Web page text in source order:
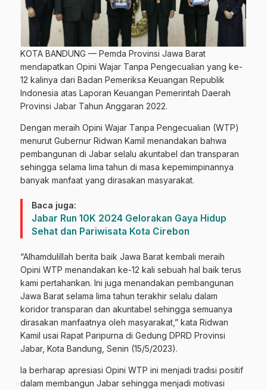
KOTA BANDUNG — Pemda Provinsi Jawa Barat
mendapatkan Opini Wajar Tanpa Pengecualian yang ke-
12 kalinya dari Badan Pemeriksa Keuangan Republik
Indonesia atas Laporan Keuangan Pemerintah Daerah
Provinsi Jabar Tahun Anggaran 2022.
Dengan meraih Opini Wajar Tanpa Pengecualian (WTP)
menurut Gubernur Ridwan Kamil menandakan bahwa
pembangunan di Jabar selalu akuntabel dan transparan
sehingga selama lima tahun di masa kepemimpinannya
banyak manfaat yang dirasakan masyarakat.
Baca juga:
Jabar Run 10K 2024 Gelorakan Gaya Hidup
Sehat dan Pariwisata Kota Cirebon
“Alhamdulillah berita baik Jawa Barat kembali meraih
Opini WTP menandakan ke-12 kali sebuah hal baik terus
kami pertahankan. Ini juga menandakan pembangunan
Jawa Barat selama lima tahun terakhir selalu dalam
koridor transparan dan akuntabel sehingga semuanya
dirasakan manfaatnya oleh masyarakat,” kata Ridwan
Kamil usai Rapat Paripurna di Gedung DPRD Provinsi
Jabar, Kota Bandung, Senin (15/5/2023).
Ia berharap apresiasi Opini WTP ini menjadi tradisi positif
dalam membangun Jabar sehingga menjadi motivasi